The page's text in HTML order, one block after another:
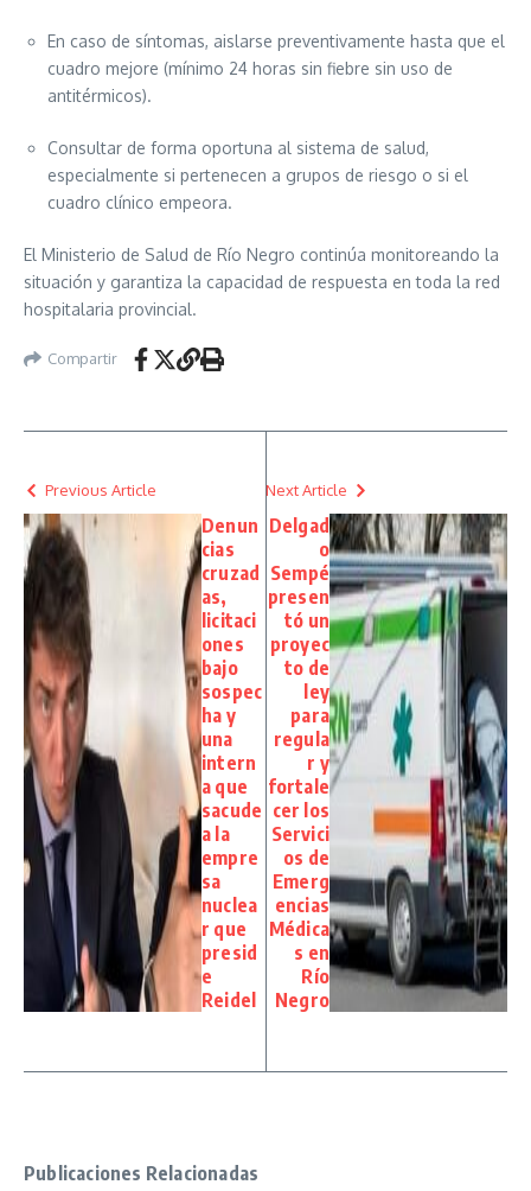
En caso de síntomas, aislarse preventivamente hasta que el
cuadro mejore (mínimo 24 horas sin fiebre sin uso de
antitérmicos).
Consultar de forma oportuna al sistema de salud,
especialmente si pertenecen a grupos de riesgo o si el
cuadro clínico empeora.
El Ministerio de Salud de Río Negro continúa monitoreando la
situación y garantiza la capacidad de respuesta en toda la red
hospitalaria provincial.
Compartir
Previous Article
Denun
cias
cruzad
as,
licitaci
ones
bajo
sospec
ha y
una
intern
a que
sacude
a la
empre
sa
nuclea
r que
presid
e
Reidel
Next Article
Delgad
o
Sempé
presen
tó un
proyec
to de
ley
para
regula
r y
fortale
cer los
Servici
os de
Emerg
encias
Médica
s en
Río
Negro
Publicaciones Relacionadas